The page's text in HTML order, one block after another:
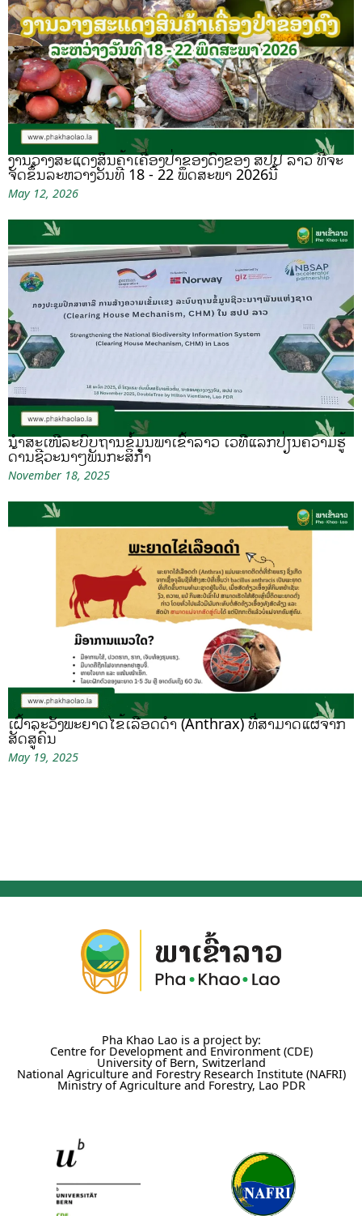
ງານວາງສະແດງສິນຄ້າເຄື່ອງປ່າຂອງດົງຂອງ ສປປ ລາວ ທີ່ຈະ
ຈັດຂຶ້ນລະຫວ່າງວັນທີ 18 - 22 ພຶດສະພາ 2026ນີ້
May 12, 2026
ນຳສະເໜີລະບົບຖານຂໍ້ມູນພາເຂົ້າລາວ ເວທີແລກປ່ຽນຄວາມຮູ້
ດ້ານຊີວະນາໆພັນກະສິກຳ
November 18, 2025
ເຝົ້າລະວັງພະຍາດໄຂ້ເລືອດດຳ (Anthrax) ທີ່ສາມາດແຜ່ຈາກ
ສັດສູ່ຄົນ
May 19, 2025
Pha Khao Lao is a project by:
Centre for Development and Environment (CDE)
University of Bern, Switzerland
National Agriculture and Forestry Research Institute (NAFRI)
Ministry of Agriculture and Forestry, Lao PDR